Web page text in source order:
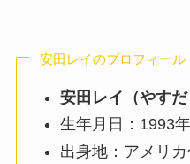
安田レイのプロフィール
安田レイ（やすだ
生年月日：1993
出身地：アメリ